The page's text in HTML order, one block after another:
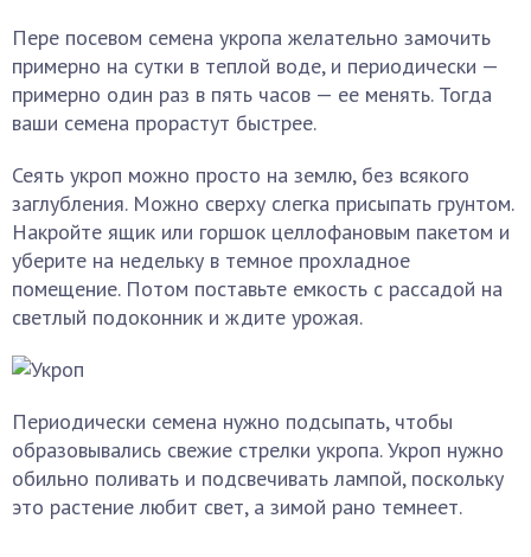
Пере посевом семена укропа желательно замочить
примерно на сутки в теплой воде, и периодически —
примерно один раз в пять часов — ее менять. Тогда
ваши семена прорастут быстрее.
Сеять укроп можно просто на землю, без всякого
заглубления. Можно сверху слегка присыпать грунтом.
Накройте ящик или горшок целлофановым пакетом и
уберите на недельку в темное прохладное
помещение. Потом поставьте емкость с рассадой на
светлый подоконник и ждите урожая.
Периодически семена нужно подсыпать, чтобы
образовывались свежие стрелки укропа. Укроп нужно
обильно поливать и подсвечивать лампой, поскольку
это растение любит свет, а зимой рано темнеет.